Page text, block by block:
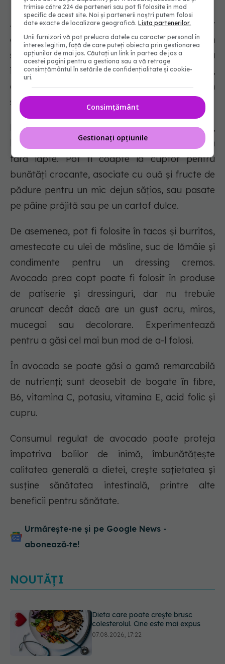
Avocado este un ingredient versatil și nutritiv
care poate fi folosit în diverse rețete, inclusiv în
salate, guacamole și supe. Pot fi folosiți ca
înlocuitor pentru maioneză în iaurtul grecesc,
acoperiți cu roșii și avocado sau adăugați în
smoothie-uri pentru grăsimi sănătoase.
De asemenea, avocado poate fi folosit în salate,
boluri de cereale și mousse-uri de ciocolată
fără lapte. Pot fi coapte la cuptor pentru
bunătăți crocante, asociate cu ouă și fructe de
pădure pentru un mic dejun sățios, sau pasate
pe pâine prăjită sau pe un cartof dulce.
De asemenea, pot fi folosite în tacos și burritos,
amestecate cu ulei de măsline, suc de lămâie și
condimente pentru un dressing cremos.
Avocado prea copt poate fi folosit în produse
de patiserie și dressinguri, dar nu trebuie
aruncat decât dacă are un gust acru, miros,
mucegai sau decolorare. Experimentează
pentru a găsi cel mai bun mod de a-l folosi.
În avocado se poate găsi o gamă remarcabilă
de nutrienți; sunt deosebit de bogate în fibre,
B6, vitamina C, potasiu, vitamina E, acid folic și
cupru.
Consumul regulat de avocado poate proteja
împotriva bolilor de inimă, îmbunătățește
calitatea generală a dietei, crește sațietatea și
susține sănătatea intestinală, printre alte
beneficii pentru sănătate.
Urmărește-ne și pe Google News -
abonează‑te!
NOUTĂȚI
PNRR: 174 de milioane de lei pentru
sănătate într-o singură săptămână.
Ce spitale primesc bani
trimise către 224 de parteneri sau pot fi folosite în mod
specific de acest site. Noi și partenerii noștri putem folosi
date exacte de localizare geografică.Lista partenerilor.
Unii furnizori vă pot prelucra datele cu caracter personal în
interes legitim, față de care puteți obiecta prin gestionarea
opțiunilor de mai jos. Căutați un link în partea de jos a
acestei pagini pentru a gestiona sau a vă retrage
consimțământul în setările de confidențialitate și cookie-
uri.
Consimțământ
Gestionați opțiunile